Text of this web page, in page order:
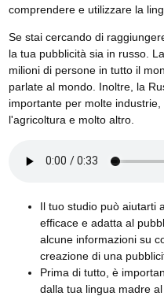
comprendere e utilizzare la
Se stai cercando di
la tua pubblicità sia in russo.
milioni di persone in tutto il
parlate al mondo. Inoltre, la
importante per molte
l'agricoltura e molto altro.
Il tuo studio può aiutarti
efficace e adatta al
alcune informazioni su
creazione di una
Prima di tutto, è
dalla tua lingua madre